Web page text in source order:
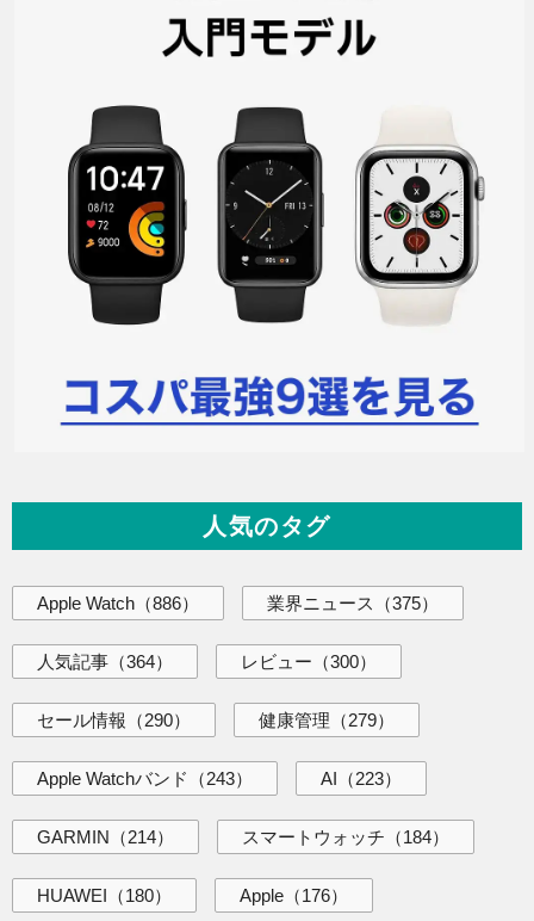
人気のタグ
Apple Watch （886） 業界ニュース （375）
人気記事 （364） レビュー （300）
セール情報 （290） 健康管理 （279）
Apple Watchバンド （243） AI （223）
GARMIN （214） スマートウォッチ （184）
HUAWEI （180） Apple （176）